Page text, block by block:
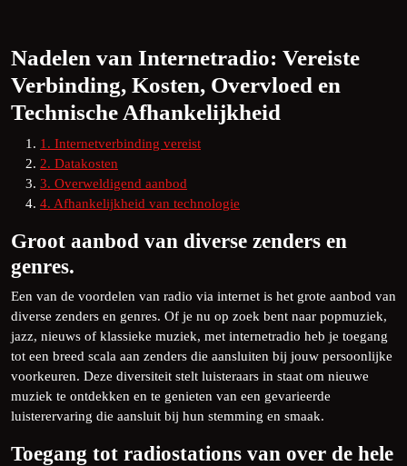
Nadelen van Internetradio: Vereiste
Verbinding, Kosten, Overvloed en
Technische Afhankelijkheid
1. Internetverbinding vereist
2. Datakosten
3. Overweldigend aanbod
4. Afhankelijkheid van technologie
Groot aanbod van diverse zenders en
genres.
Een van de voordelen van radio via internet is het grote aanbod van
diverse zenders en genres. Of je nu op zoek bent naar popmuziek,
jazz, nieuws of klassieke muziek, met internetradio heb je toegang
tot een breed scala aan zenders die aansluiten bij jouw persoonlijke
voorkeuren. Deze diversiteit stelt luisteraars in staat om nieuwe
muziek te ontdekken en te genieten van een gevarieerde
luisterervaring die aansluit bij hun stemming en smaak.
Toegang tot radiostations van over de hele